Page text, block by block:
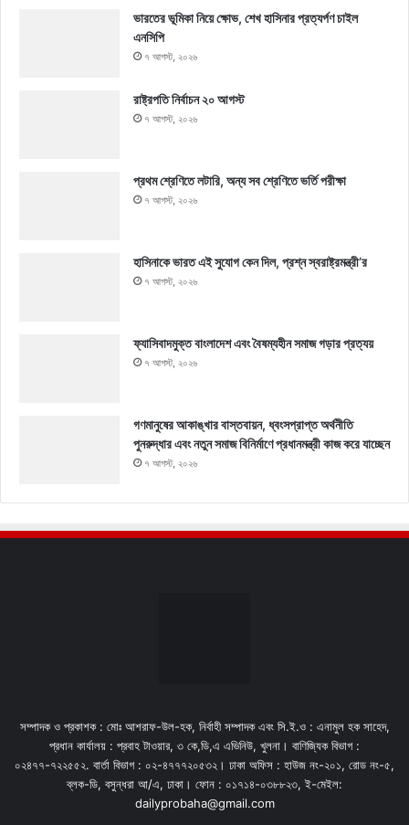
ভারতের ভূমিকা নিয়ে ক্ষোভ, শেখ হাসিনার প্রত্যর্পণ চাইল
এনসিপি
৭ আগস্ট, ২০২৬
রাষ্ট্রপতি নির্বাচন ২০ আগস্ট
৭ আগস্ট, ২০২৬
প্রথম শ্রেণিতে লটারি, অন্য সব শ্রেণিতে ভর্তি পরীক্ষা
৭ আগস্ট, ২০২৬
হাসিনাকে ভারত এই সুযোগ কেন দিল, প্রশ্ন স্বরাষ্ট্রমন্ত্রী’র
৭ আগস্ট, ২০২৬
ফ্যাসিবাদমুক্ত বাংলাদেশ এবং বৈষম্যহীন সমাজ গড়ার প্রত্যয়
৭ আগস্ট, ২০২৬
গণমানুষের আকাঙ্খার বাস্তবায়ন, ধ্বংসপ্রাপ্ত অর্থনীতি
পুনরুদ্ধার এবং নতুন সমাজ বিনির্মাণে প্রধানমন্ত্রী কাজ করে যাচ্ছেন
৭ আগস্ট, ২০২৬
সম্পাদক ও প্রকাশক : মোঃ আশরাফ-উল-হক, নির্বাহী সম্পাদক এবং সি.ই.ও : এনামুল হক সাহেদ,
প্রধান কার্যালয় : প্রবাহ টাওয়ার, ৩ কে,ডি,এ এভিনিউ, খুলনা। বাণিজ্যিক বিভাগ :
০২৪৭৭-৭২২৫৫২. বার্তা বিভাগ : ০২-৪৭৭৭২০৫৩২। ঢাকা অফিস : হাউজ নং-২০১, রোড নং-৫,
ব্লক-ডি, বসুন্ধরা আ/এ, ঢাকা। ফোন : ০১৭১৪-০৩৮৮২৩, ই-মেইল:
dailyprobaha@gmail.com